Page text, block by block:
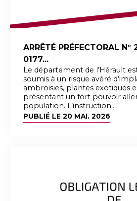
ARRÊTÉ PRÉFECTORAL
0177...
Le département de l’Hérault
soumis à un risque avéré
ambroisies, plantes exotiques
présentant un fort pouvoir
population. L’instruction...
PUBLIÉ LE 20 MAI. 2026